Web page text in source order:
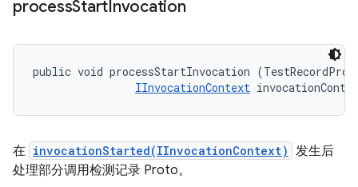
processStartInvocation
public void processStartInvocation
IInvocationContext
在 invocationStarted(IInvocationContext) 发生后
处理部分调用检测记录 Proto。